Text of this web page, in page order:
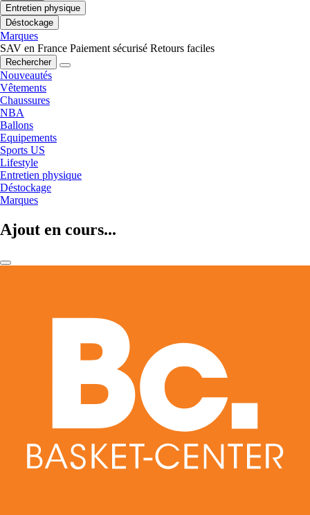
Entretien physique
Déstockage
Marques
SAV en France Paiement sécurisé Retours faciles
Rechercher
Nouveautés
Vêtements
Chaussures
NBA
Ballons
Equipements
Sports US
Lifestyle
Entretien physique
Déstockage
Marques
Ajout en cours...